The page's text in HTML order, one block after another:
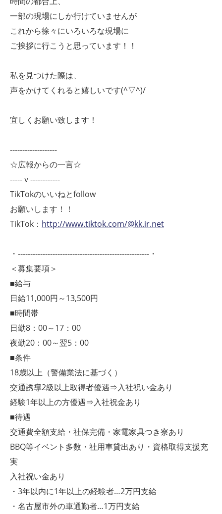
一部の現場にしか行けていませんが
これから徐々にいろいろな現場に
ご挨拶に行こうと思っています！！
私を見つけた際は、
声をかけてくれると嬉しいです(^▽^)/
宜しくお願い致します！
-------------------
☆広報からの一言☆
-----ｖ------------
TikTokのいいねとfollow
お願いします！！
TikTok： http://www.tiktok.com/@kk.ir.net
・-----------------------------------------------------・
＜募集要項＞
■給与
日給11,000円～13,500円
■時間帯
日勤8：00～17：00
夜勤20：00～翌5：00
■条件
18歳以上（警備業法に基づく）
交通誘導2級以上取得者優遇⇒入社祝い金あり
経験1年以上の方優遇⇒入社祝金あり
■待遇
交通費全額支給・社保完備・家電家具つき寮あり
BBQ等イベント多数・社用車貸出あり・資格取得支援充
実
入社祝い金あり
・3年以内に1年以上の経験者…2万円支給
・名古屋市外の車通勤者…1万円支給